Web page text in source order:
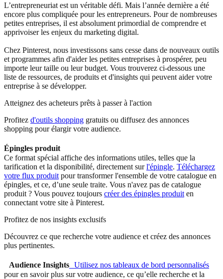
L’entrepreneuriat est un véritable défi. Mais l’année dernière a été
encore plus compliquée pour les entrepreneurs. Pour de nombreuses
petites entreprises, il est absolument primordial de comprendre et
apprivoiser les enjeux du marketing digital.
Chez Pinterest, nous investissons sans cesse dans de nouveaux outils
et programmes afin d'aider les petites entreprises à prospérer, peu
importe leur taille ou leur budget. Vous trouverez ci-dessous une
liste de ressources, de produits et d'insights qui peuvent aider votre
entreprise à se développer.
Atteignez des acheteurs prêts à passer à l'action
Profitez d'outils shopping gratuits ou diffusez des annonces
shopping pour élargir votre audience.
Épingles produit
Ce format spécial affiche des informations utiles, telles que la
tarification et la disponibilité, directement surl'épingle. Téléchargez
votre flux produit pour transformer l'ensemble de votre catalogue en
épingles, et ce, d’une seule traite. Vous n'avez pas de catalogue
produit ? Vous pouvez toujours créer des épingles produit en
connectant votre site à Pinterest.
Profitez de nos insights exclusifs
Découvrez ce que recherche votre audience et créez des annonces
plus pertinentes.
Audience Insights Utilisez nos tableaux de bord personnalisés
pour en savoir plus sur votre audience, ce qu’elle recherche et la